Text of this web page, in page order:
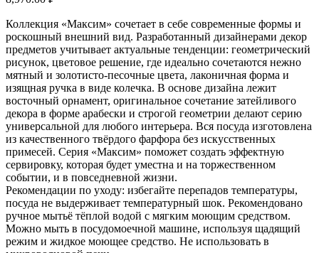
Коллекция «Максим» сочетает в себе современные формы и
роскошный внешний вид. Разработанный дизайнерами декор
предметов учитывает актуальные тенденции: геометрический
рисунок, цветовое решение, где идеально сочетаются нежно
мятный и золотисто-песочные цвета, лаконичная форма и
изящная ручка в виде колечка. В основе дизайна лежит
восточный орнамент, оригинальное сочетание затейливого
декора в форме арабески и строгой геометрии делают серию
универсальной для любого интерьера. Вся посуда изготовлена
из качественного твёрдого фарфора без искусственных
примесей. Серия «Максим» поможет создать эффектную
сервировку, которая будет уместна и на торжественном
событии, и в повседневной жизни.
Рекомендации по уходу: избегайте перепадов температуры,
посуда не выдерживает температурный шок. Рекомендовано
ручное мытьё тёплой водой с мягким моющим средством.
Можно мыть в посудомоечной машине, используя щадящий
режим и жидкое моющее средство. Не использовать в